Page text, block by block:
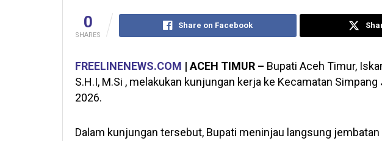
0
SHARES
Share on Facebook
FREELINENEWS.COM | ACEH TIMUR – Bupati Aceh Timur,
S.H.I, M.Si , melakukan kunjungan kerja ke Kecamatan Simpang
2026.
Dalam kunjungan tersebut, Bupati meninjau langsung